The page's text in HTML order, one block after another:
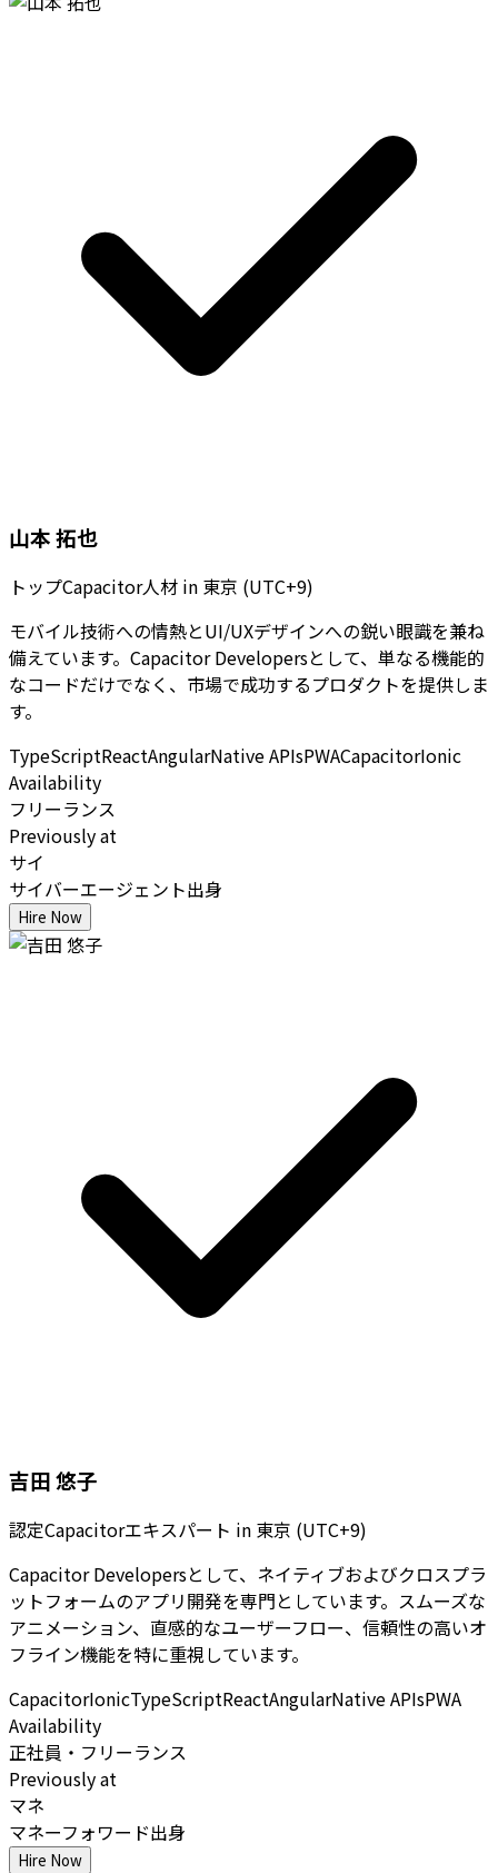
山本 拓也
トップCapacitor人材 in 東京 (UTC+9)
モバイル技術への情熱とUI/UXデザインへの鋭い眼識を兼ね
備えています。Capacitor Developersとして、単なる機能的
なコードだけでなく、市場で成功するプロダクトを提供しま
す。
TypeScriptReactAngularNative APIsPWACapacitorIonic
Availability
フリーランス
Previously at
サイ
サイバーエージェント出身
Hire Now
吉田 悠子
認定Capacitorエキスパート in 東京 (UTC+9)
Capacitor Developersとして、ネイティブおよびクロスプラ
ットフォームのアプリ開発を専門としています。スムーズな
アニメーション、直感的なユーザーフロー、信頼性の高いオ
フライン機能を特に重視しています。
CapacitorIonicTypeScriptReactAngularNative APIsPWA
Availability
正社員・フリーランス
Previously at
マネ
マネーフォワード出身
Hire Now